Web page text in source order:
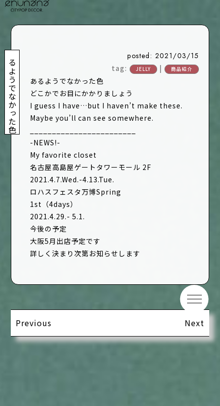
あるようでなかった色
posted: 2021/03/15
tag:
JELLY | 商品紹介
あるようでなかった色
どこかでお目にかかりましょう
I guess I have…but I haven’t make these.
Maybe you’ll can see somewhere.
-NEWS!-
My favorite closet
名古屋高島屋ゲートタワーモール 2F
2021.4.7.Wed.-4.13.Tue.
ロハスフェスタ万博Spring
1st（4days）
2021.4.29.- 5.1.
今後の予定
大阪5月出店予定です
詳しく決まり次第お知らせします
Previous Next